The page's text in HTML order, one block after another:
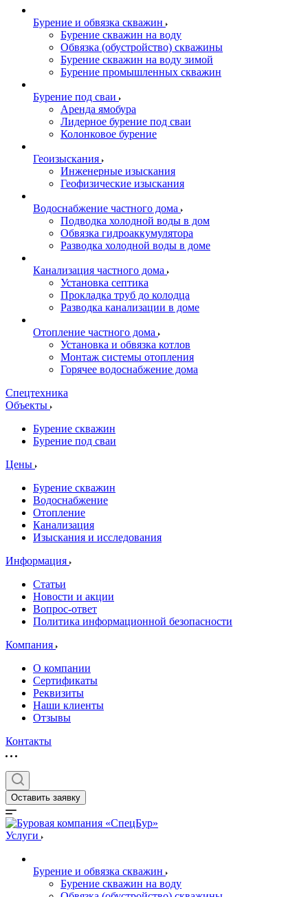
Бурение и обвязка скважин
Бурение скважин на воду
Обвязка (обустройство) скважины
Бурение скважин на воду зимой
Бурение промышленных скважин
Бурение под сваи
Аренда ямобура
Лидерное бурение под сваи
Колонковое бурение
Геоизыскания
Инженерные изыскания
Геофизические изыскания
Водоснабжение частного дома
Подводка холодной воды в дом
Обвязка гидроаккумулятора
Разводка холодной воды в доме
Канализация частного дома
Установка септика
Прокладка труб до колодца
Разводка канализации в доме
Отопление частного дома
Установка и обвязка котлов
Монтаж системы отопления
Горячее водоснабжение дома
Спецтехника
Объекты
Бурение скважин
Бурение под сваи
Цены
Бурение скважин
Водоснабжение
Отопление
Канализация
Изыскания и исследования
Информация
Статьи
Новости и акции
Вопрос-ответ
Политика информационной безопасности
Компания
О компании
Сертификаты
Реквизиты
Наши клиенты
Отзывы
Контакты
Оставить заявку
Услуги
Бурение и обвязка скважин
Бурение скважин на воду